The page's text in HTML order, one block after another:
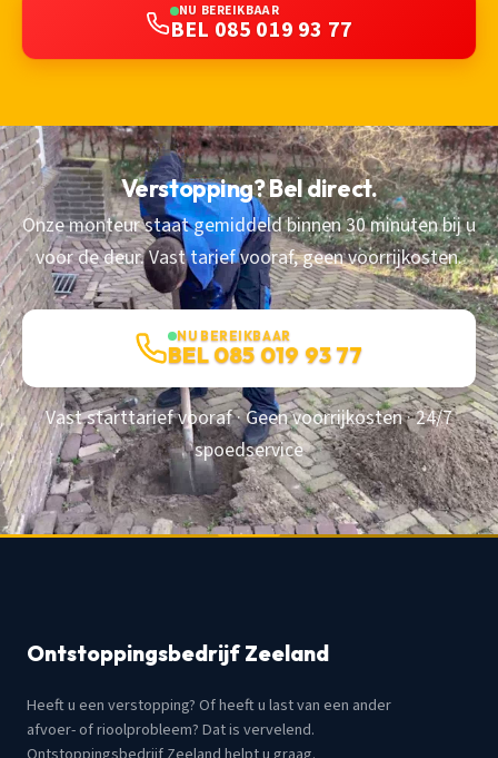
NU BEREIKBAAR
BEL 085 019 93 77
Verstopping? Bel direct.
Onze monteur staat gemiddeld binnen 30 minuten bij u
voor de deur. Vast tarief vooraf, geen voorrijkosten.
NU BEREIKBAAR
BEL 085 019 93 77
Vast starttarief vooraf · Geen voorrijkosten · 24/7
spoedservice
Ontstoppingsbedrijf Zeeland
Heeft u een verstopping? Of heeft u last van een ander
afvoer- of rioolprobleem? Dat is vervelend.